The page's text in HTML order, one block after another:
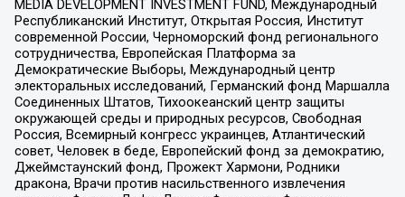
MEDIA DEVELOPMENT INVESTMENT FUND, Международный
Республиканский Институт, Открытая Россия, Институт
современной России, Черноморский фонд регионального
сотрудничества, Европейская Платформа за
Демократические Выборы, Международный центр
электоральных исследований, Германский фонд Маршалла
Соединенных Штатов, Тихоокеанский центр защиты
окружающей среды и природных ресурсов, Свободная
Россия, Всемирный конгресс украинцев, Атлантический
совет, Человек в беде, Европейский фонд за демократию,
Джеймстаунский фонд, Прожект Хармони, Родники
дракона, Врачи против насильственного извлечения